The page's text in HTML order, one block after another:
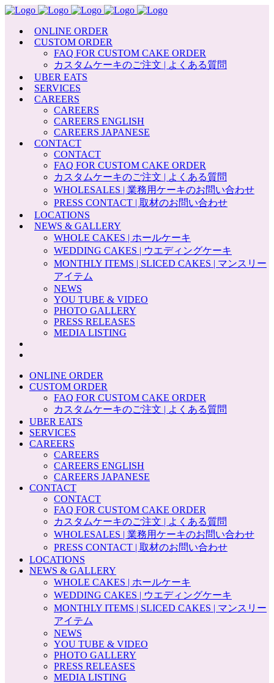
ONLINE ORDER
CUSTOM ORDER
FAQ FOR CUSTOM CAKE ORDER
カスタムケーキのご注文 | よくある質問
UBER EATS
SERVICES
CAREERS
CAREERS
CAREERS ENGLISH
CAREERS JAPANESE
CONTACT
CONTACT
FAQ FOR CUSTOM CAKE ORDER
カスタムケーキのご注文 | よくある質問
WHOLESALES | 業務用ケーキのお問い合わせ
PRESS CONTACT | 取材のお問い合わせ
LOCATIONS
NEWS & GALLERY
WHOLE CAKES | ホールケーキ
WEDDING CAKES | ウエディングケーキ
MONTHLY ITEMS | SLICED CAKES | マンスリー
アイテム
NEWS
YOU TUBE & VIDEO
PHOTO GALLERY
PRESS RELEASES
MEDIA LISTING
ONLINE ORDER
CUSTOM ORDER
FAQ FOR CUSTOM CAKE ORDER
カスタムケーキのご注文 | よくある質問
UBER EATS
SERVICES
CAREERS
CAREERS
CAREERS ENGLISH
CAREERS JAPANESE
CONTACT
CONTACT
FAQ FOR CUSTOM CAKE ORDER
カスタムケーキのご注文 | よくある質問
WHOLESALES | 業務用ケーキのお問い合わせ
PRESS CONTACT | 取材のお問い合わせ
LOCATIONS
NEWS & GALLERY
WHOLE CAKES | ホールケーキ
WEDDING CAKES | ウエディングケーキ
MONTHLY ITEMS | SLICED CAKES | マンスリー
アイテム
NEWS
YOU TUBE & VIDEO
PHOTO GALLERY
PRESS RELEASES
MEDIA LISTING